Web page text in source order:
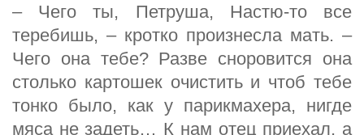
– Чего ты, Петруша, Настю-то все
теребишь, – кротко произнесла мать. –
Чего она тебе? Разве сноровится она
столько картошек очистить и чтоб тебе
тонко было, как у парикмахера, нигде
мяса не задеть… К нам отец приехал, а